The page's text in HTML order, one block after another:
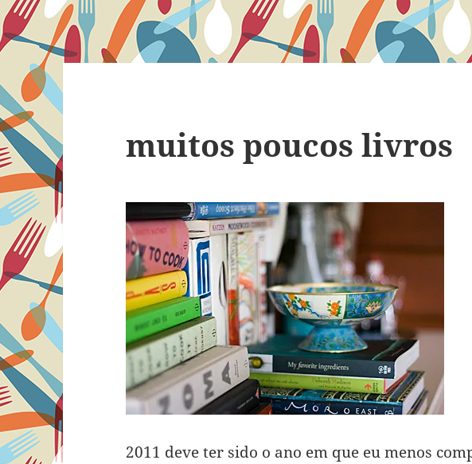
muitos poucos livros
2011 deve ter sido o ano em que eu menos